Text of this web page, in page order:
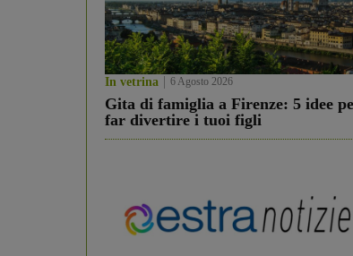
In vetrina 6 Agosto 2026
Gita di famiglia a Firenze: 5 idee
far divertire i tuoi figli